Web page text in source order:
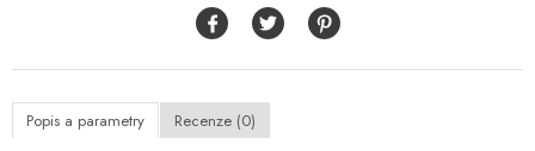
Popis a parametry Recenze (0)